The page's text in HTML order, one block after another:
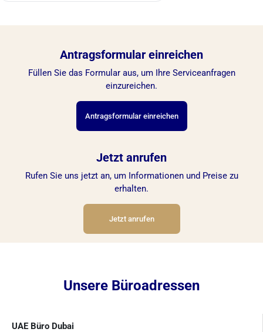
Antragsformular einreichen
Füllen Sie das Formular aus, um Ihre Serviceanfragen
einzureichen.
Antragsformular einreichen
Jetzt anrufen
Rufen Sie uns jetzt an, um Informationen und Preise zu
erhalten.
Jetzt anrufen
Unsere Büroadressen
UAE Büro Dubai